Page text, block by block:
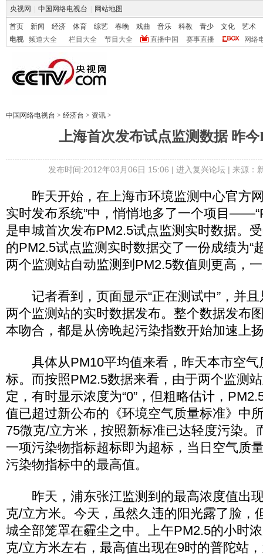
央视网 中国网络电视台 网站地图
首页 新闻 经济 体育 综艺 春晚 戏曲 音乐 科教 青少 文化
艺术
电视
频道大全 栏目大全 节目大全 直播中国 赛事直播 网络
中国网络电视台 > 经济台 > 资讯 >
上海首次发布试点监测数据 昨今
发布时间:2012年03月06日 15:06 | 进入复兴论坛| 来源：
昨天开始，在上海市环境监测中心官方网
实时发布系统”中，悄悄地多了一个项目
是申城首次发布PM2.5试点监测实时数据。
的PM2.5试点监测实时数据交了一份成绩为“
两个监测站自动监测到PM2.5数值则更高，
记者看到，页面显示“正在测试中”，并且
两个监测站的实时数据发布。整个数据发布
本吻合，都是从傍晚起污染指数开始加速上
具体从PM10平均值来看，昨天本市空气
标。而按照PM2.5数据来看，由于两个监测
定，有时显示浓度为“0”，但粗略估计，
值已超过新公布的《环境空气质量标准》中
75微克/立方米，按照新标准已达轻度污染。
一项污染物指标超标即为超标，当日空气质
污染物指标中的最高值。
昨天，浦东张江监测到的最高浓度值出
克/立方米。今天，虽然久违的阳光露了脸，
城全部笼罩在霾尘之中。上午PM2.5的小时
克/立方米左右，最高值出现在9时的普陀站